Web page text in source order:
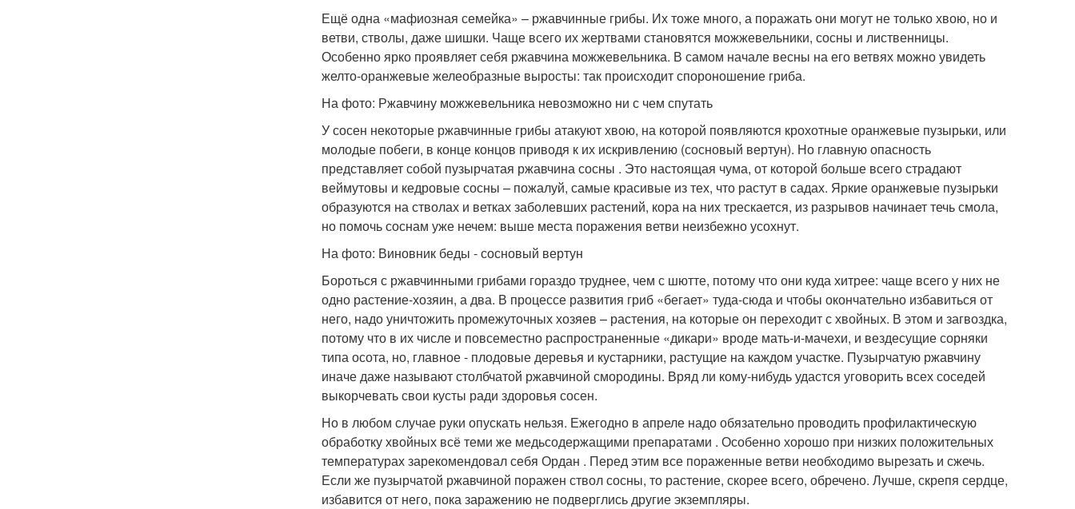
Ещё одна «мафиозная семейка» – ржавчинные грибы. Их тоже много, а поражать они могут не только хвою, но и
ветви, стволы, даже шишки. Чаще всего их жертвами становятся можжевельники, сосны и лиственницы.
Особенно ярко проявляет себя ржавчина можжевельника. В самом начале весны на его ветвях можно увидеть
желто-оранжевые желеобразные выросты: так происходит спороношение гриба.
На фото: Ржавчину можжевельника невозможно ни с чем спутать
У сосен некоторые ржавчинные грибы атакуют хвою, на которой появляются крохотные оранжевые пузырьки, или
молодые побеги, в конце концов приводя к их искривлению (сосновый вертун). Но главную опасность
представляет собой пузырчатая ржавчина сосны . Это настоящая чума, от которой больше всего страдают
веймутовы и кедровые сосны – пожалуй, самые красивые из тех, что растут в садах. Яркие оранжевые пузырьки
образуются на стволах и ветках заболевших растений, кора на них трескается, из разрывов начинает течь смола,
но помочь соснам уже нечем: выше места поражения ветви неизбежно усохнут.
На фото: Виновник беды - сосновый вертун
Бороться с ржавчинными грибами гораздо труднее, чем с шютте, потому что они куда хитрее: чаще всего у них не
одно растение-хозяин, а два. В процессе развития гриб «бегает» туда-сюда и чтобы окончательно избавиться от
него, надо уничтожить промежуточных хозяев – растения, на которые он переходит с хвойных. В этом и загвоздка,
потому что в их числе и повсеместно распространенные «дикари» вроде мать-и-мачехи, и вездесущие сорняки
типа осота, но, главное - плодовые деревья и кустарники, растущие на каждом участке. Пузырчатую ржавчину
иначе даже называют столбчатой ржавчиной смородины. Вряд ли кому-нибудь удастся уговорить всех соседей
выкорчевать свои кусты ради здоровья сосен.
Но в любом случае руки опускать нельзя. Ежегодно в апреле надо обязательно проводить профилактическую
обработку хвойных всё теми же медьсодержащими препаратами . Особенно хорошо при низких положительных
температурах зарекомендовал себя Ордан . Перед этим все пораженные ветви необходимо вырезать и сжечь.
Если же пузырчатой ржавчиной поражен ствол сосны, то растение, скорее всего, обречено. Лучше, скрепя сердце,
избавится от него, пока заражению не подверглись другие экземпляры.